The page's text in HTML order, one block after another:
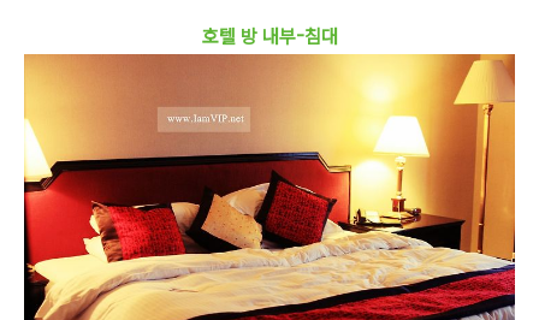
호텔 방 내부-침대